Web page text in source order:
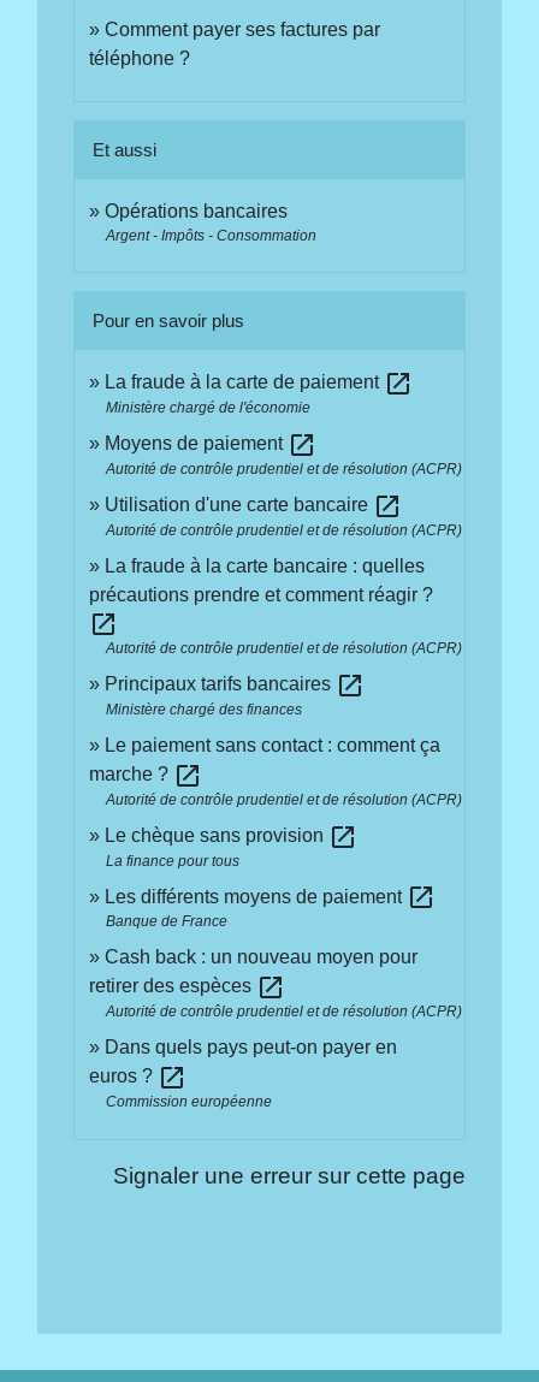
Comment payer ses factures par
téléphone ?
Et aussi
Opérations bancaires
Argent - Impôts - Consommation
Pour en savoir plus
La fraude à la carte de paiement open_in_new
Ministère chargé de l'économie
Moyens de paiement open_in_new
Autorité de contrôle prudentiel et de résolution (ACPR)
Utilisation d'une carte bancaire open_in_new
Autorité de contrôle prudentiel et de résolution (ACPR)
La fraude à la carte bancaire : quelles
précautions prendre et comment réagir ?
open_in_new
Autorité de contrôle prudentiel et de résolution (ACPR)
Principaux tarifs bancaires open_in_new
Ministère chargé des finances
Le paiement sans contact : comment ça
marche ? open_in_new
Autorité de contrôle prudentiel et de résolution (ACPR)
Le chèque sans provision open_in_new
La finance pour tous
Les différents moyens de paiement open_in_new
Banque de France
Cash back : un nouveau moyen pour
retirer des espèces open_in_new
Autorité de contrôle prudentiel et de résolution (ACPR)
Dans quels pays peut-on payer en
euros ? open_in_new
Commission européenne
Signaler une erreur sur cette page